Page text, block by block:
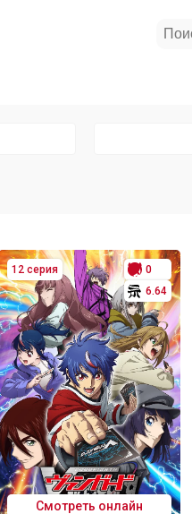
12 серия
0
6.64
Смотреть онлайн